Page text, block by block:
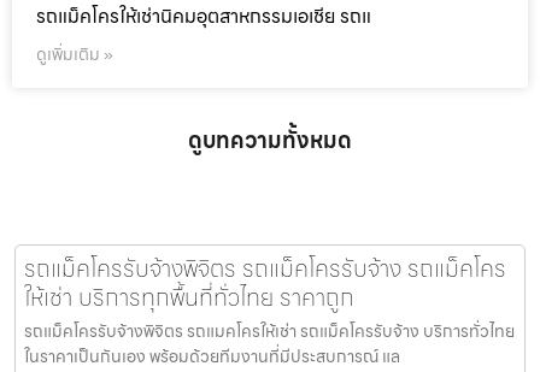
รถแม็คโครให้เช่านิคมอุตสาหกรรมเอเชีย รถแ
ดูเพิ่มเติม »
ดูบทความทั้งหมด
รถแม็คโครรับจ้างพิจิตร รถแม็คโครรับจ้าง รถแม็คโคร
ให้เช่า บริการทุกพื้นที่ทั่วไทย ราคาถูก
รถแม็คโครรับจ้างพิจิตร รถแมคโครให้เช่า รถแม็คโครรับจ้าง บริการทั่วไทย
ในราคาเป็นกันเอง พร้อมด้วยทีมงานที่มีประสบการณ์ แล